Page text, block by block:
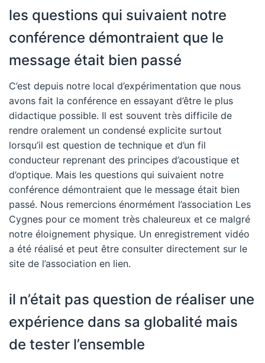
les questions qui suivaient notre
conférence démontraient que le
message était bien passé
C’est depuis notre local d’expérimentation que nous
avons fait la conférence en essayant d’être le plus
didactique possible. Il est souvent très difficile de
rendre oralement un condensé explicite surtout
lorsqu’il est question de technique et d’un fil
conducteur reprenant des principes d’acoustique et
d’optique. Mais les questions qui suivaient notre
conférence démontraient que le message était bien
passé. Nous remercions énormément l’association Les
Cygnes pour ce moment très chaleureux et ce malgré
notre éloignement physique. Un enregistrement vidéo
a été réalisé et peut être consulter directement sur le
site de l’association en lien.
il n’était pas question de réaliser une
expérience dans sa globalité mais
de tester l’ensemble